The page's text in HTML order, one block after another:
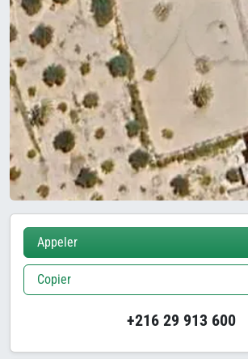
Appeler
Copier
+216 29 913 600